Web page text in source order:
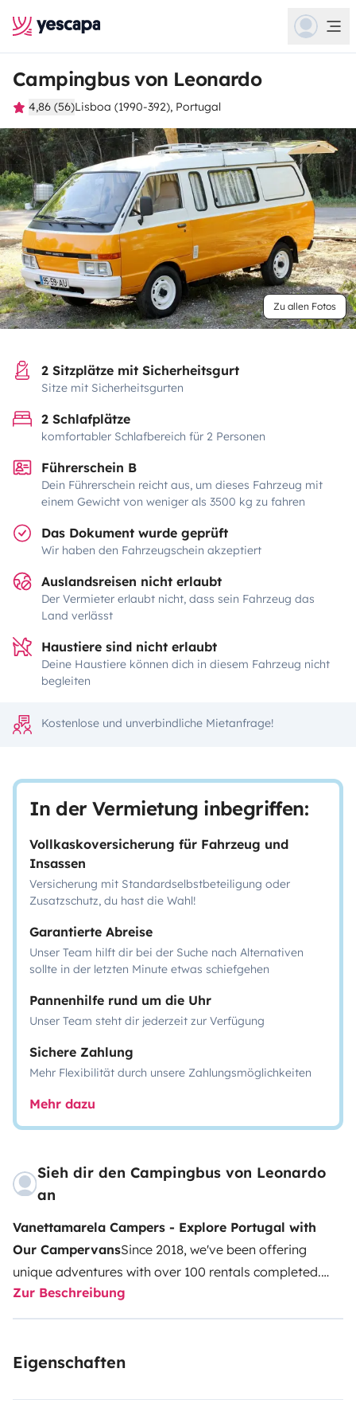
Campingbus von Leonardo
4,86 (56)Lisboa (1990-392), Portugal
Zu allen Fotos
2 Sitzplätze mit Sicherheitsgurt
Sitze mit Sicherheitsgurten
2 Schlafplätze
komfortabler Schlafbereich für 2 Personen
Führerschein B
Dein Führerschein reicht aus, um dieses Fahrzeug mit
einem Gewicht von weniger als 3500 kg zu fahren
Das Dokument wurde geprüft
Wir haben den Fahrzeugschein akzeptiert
Auslandsreisen nicht erlaubt
Der Vermieter erlaubt nicht, dass sein Fahrzeug das
Land verlässt
Haustiere sind nicht erlaubt
Deine Haustiere können dich in diesem Fahrzeug nicht
begleiten
Kostenlose und unverbindliche Mietanfrage!
In der Vermietung inbegriffen:
Vollkaskoversicherung für Fahrzeug und
Insassen
Versicherung mit Standardselbstbeteiligung oder
Zusatzschutz, du hast die Wahl!
Garantierte Abreise
Unser Team hilft dir bei der Suche nach Alternativen
sollte in der letzten Minute etwas schiefgehen
Pannenhilfe rund um die Uhr
Unser Team steht dir jederzeit zur Verfügung
Sichere Zahlung
Mehr Flexibilität durch unsere Zahlungsmöglichkeiten
Mehr dazu
Sieh dir den Campingbus von Leonardo
an
Vanettamarela Campers - Explore Portugal with
Our CampervansSince 2018, we've been offering
unique adventures with over 100 rentals completed.
Our Nissan Vanette campervans have a vintage charm
that transports you to a simpler time, without
vibrant colors, and functionality make these
Zur Beschreibung
Eigenschaften